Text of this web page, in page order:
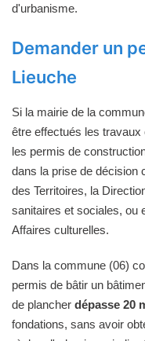
d'urbanisme.
Demander un
Lieuche
Si la mairie de la
être effectués les
les permis de
dans la prise de décision
des Territoires, la
sanitaires et sociales, ou
Affaires culturelles.
Dans la commune (06)
permis de bâtir un
de plancher dépasse 20
fondations, sans avoir